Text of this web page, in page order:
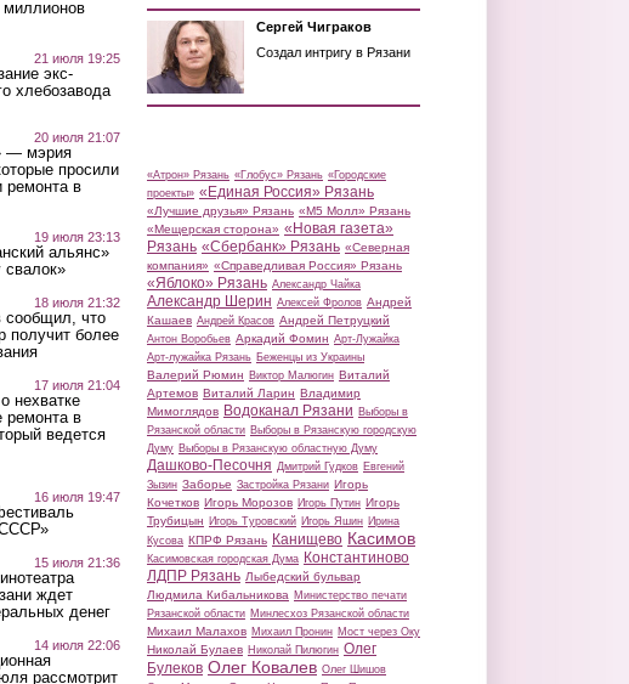
21 июля 19:25
экс-
хлебозавода
20 июля 21:07
— мэрия
просили
ремонта в
19 июля 23:13
альянс»
свалок»
18 июля 21:32
сообщил, что
получит более
17 июля 21:04
нехватке
ремонта в
ведется
16 июля 19:47
15 июля 21:36
ждет
денег
14 июля 22:06
рассмотрит
Сергей Чиграков
Создал интригу в Рязани
«Атрон» Рязань «Глобус» Рязань «Городские
проекты» «Единая Россия» Рязань
«Лучшие друзья» Рязань «М5 Молл» Рязань
«Мещерская сторона» «Новая газета»
Рязань «Сбербанк» Рязань «Северная
компания» «Справедливая Россия» Рязань
«Яблоко» Рязань Александр Чайка
Александр Шерин Алексей Фролов Андрей
Кашаев Андрей Красов Андрей Петруцкий
Антон Воробьев Аркадий Фомин Арт-Лужайка
Арт-лужайка Рязань Беженцы из Украины
Валерий Рюмин Виктор Малюгин Виталий
Артемов Виталий Ларин Владимир
Мимоглядов Водоканал Рязани Выборы в
Рязанской области Выборы в Рязанскую городскую
Думу Выборы в Рязанскую областную Думу
Дашково-Песочня Дмитрий Гудков Евгений
Зызин Заборье Застройка Рязани Игорь
Кочетков Игорь Морозов Игорь Путин Игорь
Трубицын Игорь Туровский Игорь Яшин Ирина
Кусова КПРФ Рязань Канищево Касимов
Касимовская городская Дума Константиново
ЛДПР Рязань Лыбедский бульвар
Людмила Кибальникова Министерство печати
Рязанской области Минлесхоз Рязанской области
Михаил Малахов Михаил Пронин Мост через Оку
Николай Булаев Николай Пилюгин Олег
Булеков Олег Ковалев Олег Шишов